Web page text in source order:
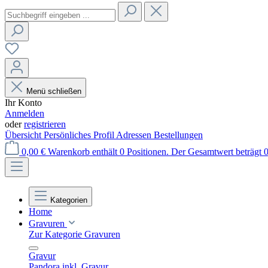
Menü schließen
Ihr Konto
Anmelden
oderregistrieren
ÜbersichtPersönliches ProfilAdressen Bestellungen
0,00 € Warenkorb enthält 0 Positionen. Der Gesamtwert beträgt
Kategorien
Home
Gravuren
Zur Kategorie Gravuren
Gravur